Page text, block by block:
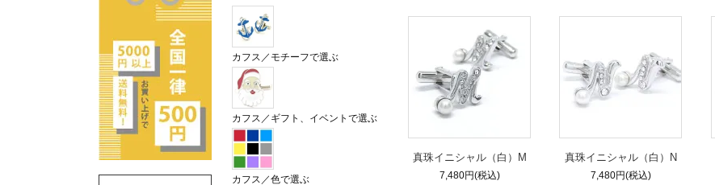
真珠イニシャル（白）M
7,480円(税込)
真珠イニシャル（白）N
7,480円(税込)
カフス／モチーフで選ぶ
カフス／ギフト、イベントで選ぶ
カフス／色で選ぶ